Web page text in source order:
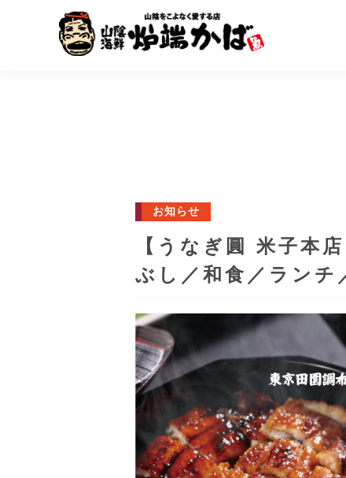
お知らせ
【うなぎ圓 米子本
ぶし／和食／ランチ